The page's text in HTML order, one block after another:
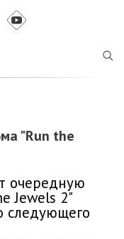
"Run the
очередную
Jewels 2"
следующего